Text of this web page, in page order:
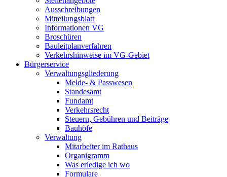
Ausschreibungen
Mitteilungsblatt
Informationen VG
Broschüren
Bauleitplanverfahren
Verkehrshinweise im VG-Gebiet
Bürgerservice
Verwaltungsgliederung
Melde- & Passwesen
Standesamt
Fundamt
Verkehrsrecht
Steuern, Gebühren und Beiträge
Bauhöfe
Verwaltung
Mitarbeiter im Rathaus
Organigramm
Was erledige ich wo
Formulare